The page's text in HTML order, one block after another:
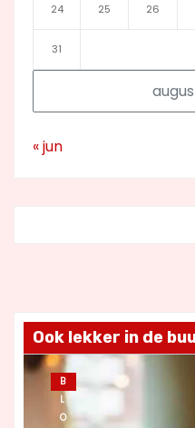
24 25 26
31
« jun
Ook lekker in de
B
L
O